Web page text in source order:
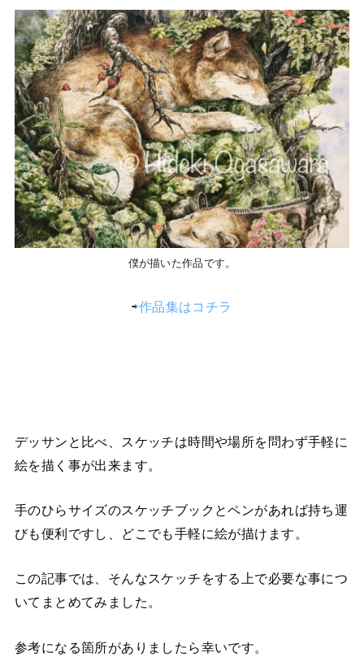
僕が描いた作品です。
⇨作品集はコチラ
デッサンと比べ、スケッチは時間や場所を問わず手軽に
絵を描く事が出来ます。
手のひらサイズのスケッチブックとペンがあれば持ち運
びも便利ですし、どこでも手軽に絵が描けます。
この記事では、そんなスケッチをする上で必要な事につ
いてまとめてみました。
参考になる箇所がありましたら幸いです。